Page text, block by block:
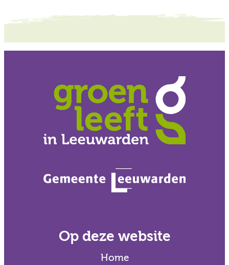
Op deze website
Home